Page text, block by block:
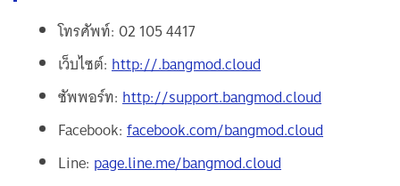
โทรศัพท์: 02 105 4417
เว็บไซต์: http://.bangmod.cloud
ซัพพอร์ท: http://support.bangmod.cloud
Facebook: facebook.com/bangmod.cloud
Line: page.line.me/bangmod.cloud